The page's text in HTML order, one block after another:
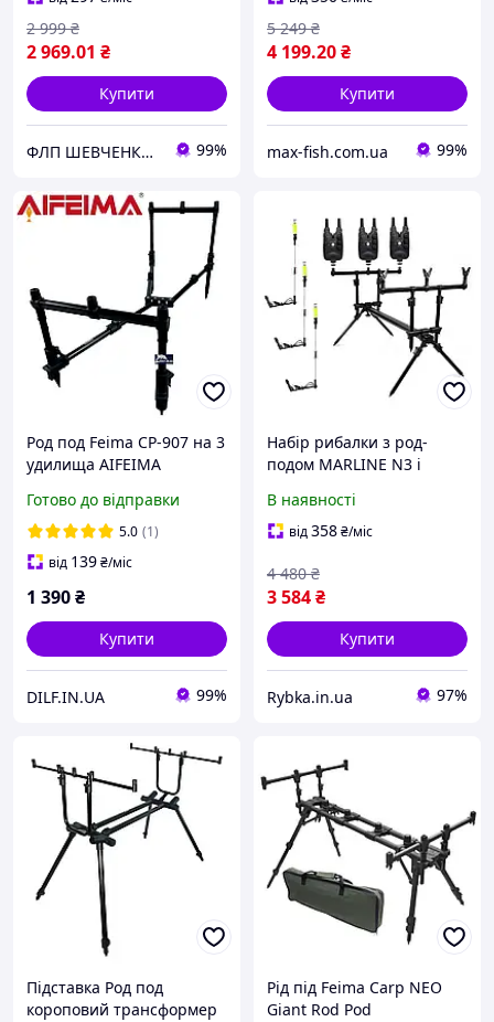
2 969.01 ₴
2 999 ₴
Купити
ФЛП ШЕВЧЕНКО ГЕННАДІЙ ОЛЕКСАНДРОВИЧ 99%
4 199.20₴
5 249 ₴
Купити
max-fish.com.ua 99%
Род под Feima CP-907 на 3
удилища AIFEIMA
Готово до відправки
5.0 (1)
від 139₴/міс
1 390₴
Купити
DILF.IN.UA 99%
Набір рибалки з род-
подом MARLINE N3 і
TLI-28
В наявності
від358₴/міс
3 584₴
4 480 ₴
Купити
Rybka.in.ua 97%
Підставка Род под
короповий трансформер
Рід під Feima Carp NEO
Giant Rod Pod